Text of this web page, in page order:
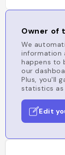
Owner of
We
information
happens to
our
Plus, you'll
statistics as
Edit